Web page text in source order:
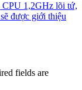
CPU 1,2GHz lõi tứ,
được giới thiệu
fields are